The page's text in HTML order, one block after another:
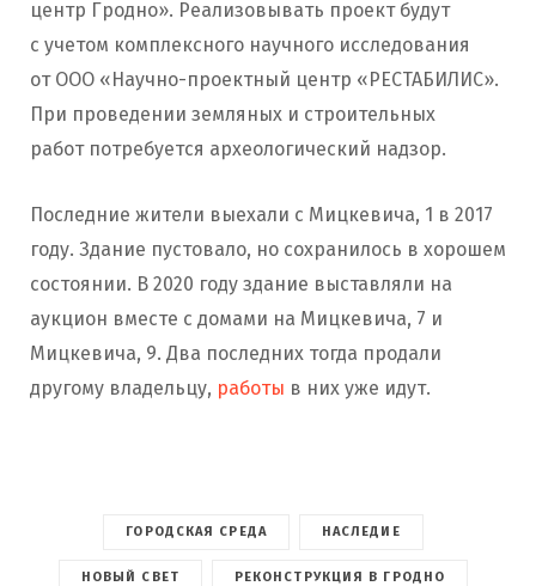
центр Гродно». Реализовывать проект будут
с учетом комплексного научного исследования
от ООО «Научно-проектный центр «РЕСТАБИЛИС».
При проведении земляных и строительных
работ потребуется археологический надзор.
Последние жители выехали с Мицкевича, 1 в 2017
году. Здание пустовало, но сохранилось в хорошем
состоянии. В 2020 году здание выставляли на
аукцион вместе с домами на Мицкевича, 7 и
Мицкевича, 9. Два последних тогда продали
другому владельцу, работы в них уже идут.
ГОРОДСКАЯ СРЕДА НАСЛЕДИЕ
НОВЫЙ СВЕТ РЕКОНСТРУКЦИЯ В ГРОДНО